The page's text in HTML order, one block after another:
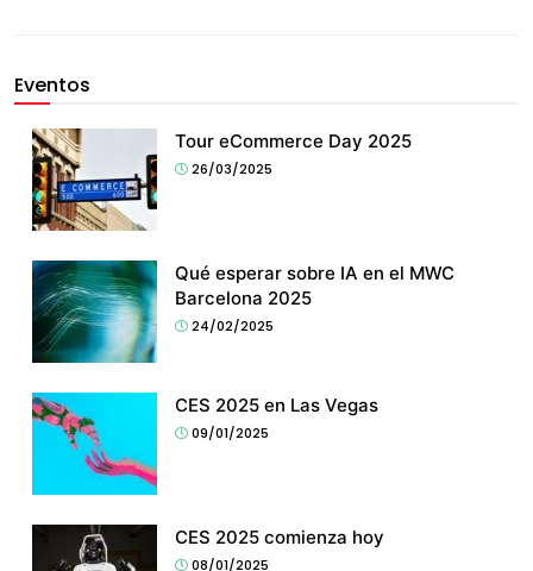
Eventos
Tour eCommerce Day 2025
26/03/2025
Qué esperar sobre IA en el MWC
Barcelona 2025
24/02/2025
CES 2025 en Las Vegas
09/01/2025
CES 2025 comienza hoy
08/01/2025